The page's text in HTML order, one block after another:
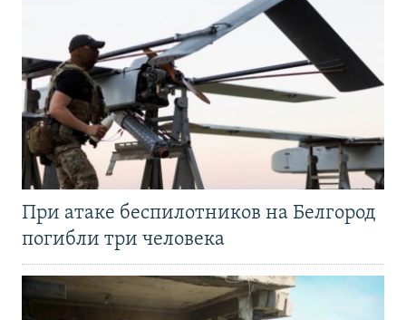
При атаке беспилотников на Белгород
погибли три человека